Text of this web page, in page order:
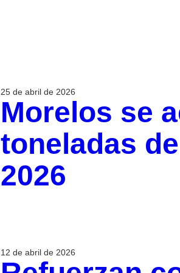
25 de abril de 2026
Morelos se
toneladas
2026
12 de abril de 2026